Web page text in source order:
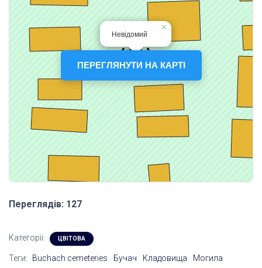
ПЕРЕГЛЯНУТИ НА КАРТІ
Переглядів: 127
Категорії: ЦВІТОВА
Теги: Buchach cemeteries Бучач Кладовища
Могила